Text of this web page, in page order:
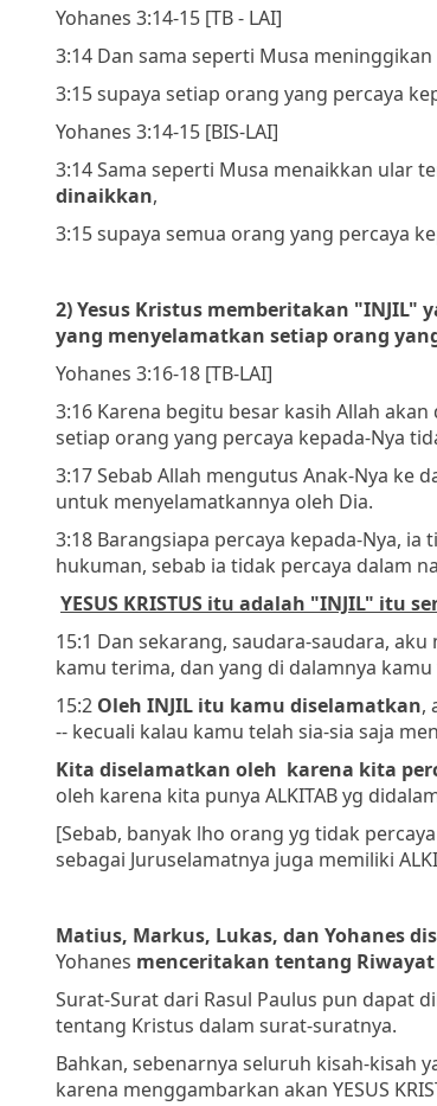
Yohanes 3:14-15 [TB - LAI]
3:14 Dan sama seperti Musa
3:15 supaya setiap orang yang percaya
Yohanes 3:14-15 [BIS-LAI]
3:14 Sama seperti Musa menaikkan ular
dinaikkan,
3:15 supaya semua orang yang percaya
2) Yesus Kristus memberitakan "INJIL"
yang menyelamatkan setiap orang
Yohanes 3:16-18 [TB-LAI]
3:16 Karena begitu besar kasih Allah
setiap orang yang percaya kepada-Nya
3:17 Sebab Allah mengutus Anak-Nya ke
untuk menyelamatkannya oleh Dia.
3:18 Barangsiapa percaya kepada-Nya,
hukuman, sebab ia tidak percaya dalam
YESUS KRISTUS itu adalah "INJIL" itu
15:1 Dan sekarang, saudara-saudara,
kamu terima, dan yang di dalamnya
15:2 Oleh INJIL itu kamu diselamatkan,
-- kecuali kalau kamu telah sia-sia saja
Kita diselamatkan oleh karena kita
oleh karena kita punya ALKITAB yg
[Sebab, banyak lho orang yg tidak
sebagai Juruselamatnya juga memiliki
Matius, Markus, Lukas, dan Yohanes
Yohanes menceritakan tentang Riwayat
Surat-Surat dari Rasul Paulus pun dapat
tentang Kristus dalam surat-suratnya.
Bahkan, sebenarnya seluruh kisah-kisah
karena menggambarkan akan YESUS